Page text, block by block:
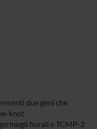
due geni che
knot
fiorali e TCMP-2